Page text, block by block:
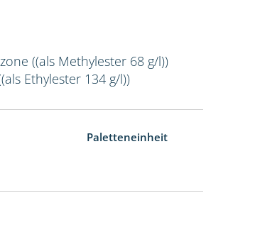
((als Methylester 68 g/l))
Ethylester 134 g/l))
Paletteneinheit